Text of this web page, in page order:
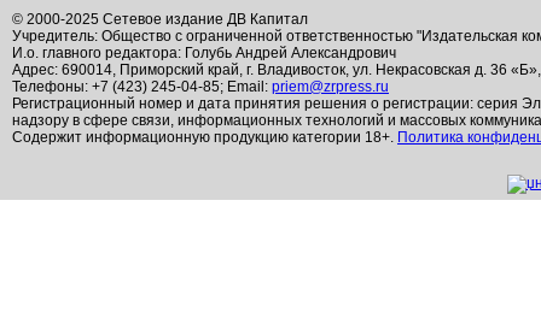
© 2000-2025 Сетевое издание ДВ Капитал
Учредитель: Общество с ограниченной ответственностью "Издательская
И.о. главного редактора: Голубь Андрей Александрович
Адрес: 690014, Приморский край, г. Владивосток, ул. Некрасовская д. 36
Телефоны: +7 (423) 245-04-85; Email: priem@zrpress.ru
Регистрационный номер и дата принятия решения о регистрации: серия
надзору в сфере связи, информационных технологий и массовых
Содержит информационную продукцию категории 18+. Политика